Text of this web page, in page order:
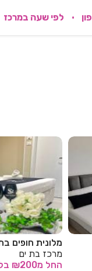
לפי שעה במרכז
מלונית חופים
מרכז בת ים
החל מ₪200